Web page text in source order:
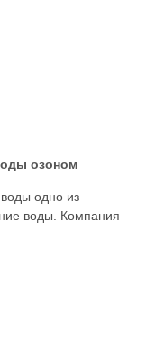
озоном
одно из
воды. Компания